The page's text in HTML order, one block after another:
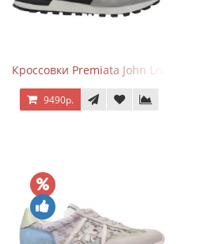
Кроссовки Premiata John Low Grey
9490р.